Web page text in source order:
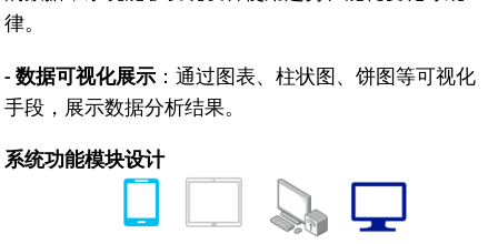
律。
-数据可视化展示 ：通过图表、柱状图、饼图等可视化
手段，展示数据分析结果。
系统功能模块设计